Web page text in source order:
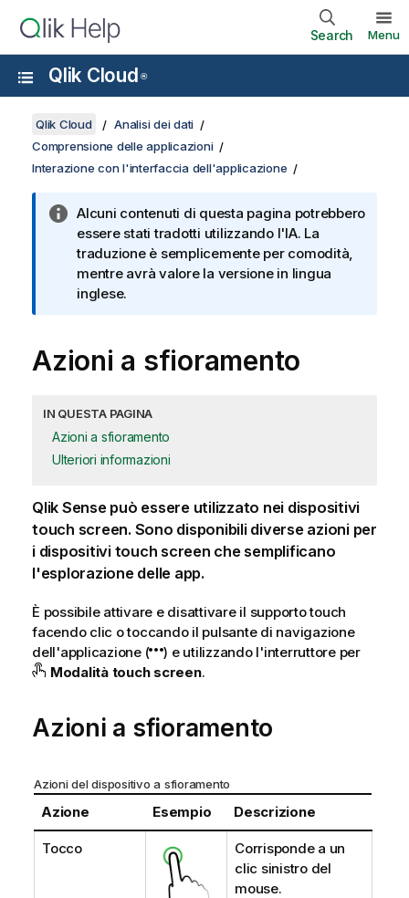
Search Menu
Qlik Cloud ®
Qlik Cloud
Analisi dei dati
Comprensione delle applicazioni
Interazione con l'interfaccia dell'applicazione
Alcuni contenuti di questa pagina potrebbero
essere stati tradotti utilizzando l'IA. La
traduzione è semplicemente per comodità,
mentre avrà valore la versione in lingua
inglese.
Azioni a sfioramento
IN QUESTA PAGINA
Azioni a sfioramento
Ulteriori informazioni
Qlik Sensepuò essere utilizzato nei dispositivi
touch screen. Sono disponibili diverse azioni per
i dispositivi touch screen che semplificano
l'esplorazione delle app.
È possibile attivare e disattivare il supporto touch
facendo clic o toccando il pulsante di navigazione
dell'applicazione (
) e utilizzando l'interruttore per
Modalità touch screen.
Azioni a sfioramento
Azioni del dispositivo a sfioramento
Azione Esempio Descrizione
Tocco
Corrisponde a un
clic sinistro del
mouse.